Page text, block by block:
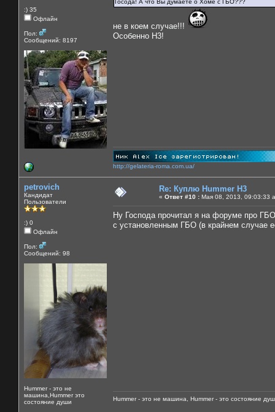
:) 35
Офлайн
Пол:
Сообщений: 8197
Госода! А что Вы думаете о Хоме с ГБО???
не в коем случае!!!
Особенно Н3!
http://gelateria-roma.com.ua/
petrovich
Кандидат
Пользователи
:) 0
Офлайн
Пол:
Сообщений: 98
Hummer - это не
машина,Hummer это
состояние души
Re: Куплю Hummer H3
« Ответ #10 : Мая 08, 2013, 09:03:33
Ну Господа прочитал я на форуме про
с установленным ГБО (в крайнем случае
Hummer - это не машина, Hummer - это состояние